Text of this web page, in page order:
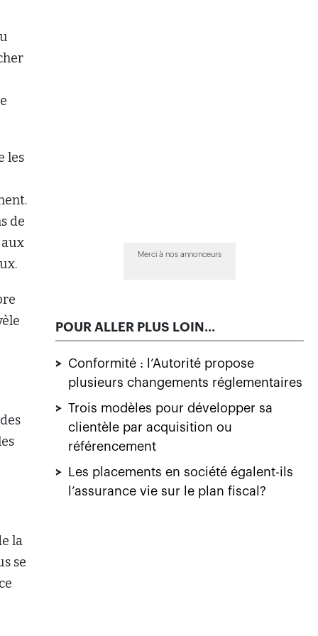
les
de
la
se
Merci à nos annonceurs
POUR ALLER PLUS LOIN...
> Conformité : l’Autorité propose
plusieurs changements réglementaires
> Trois modèles pour développer sa
clientèle par acquisition ou
référencement
>
Les placements en société égalent-ils
l’assurance vie sur le plan fiscal?